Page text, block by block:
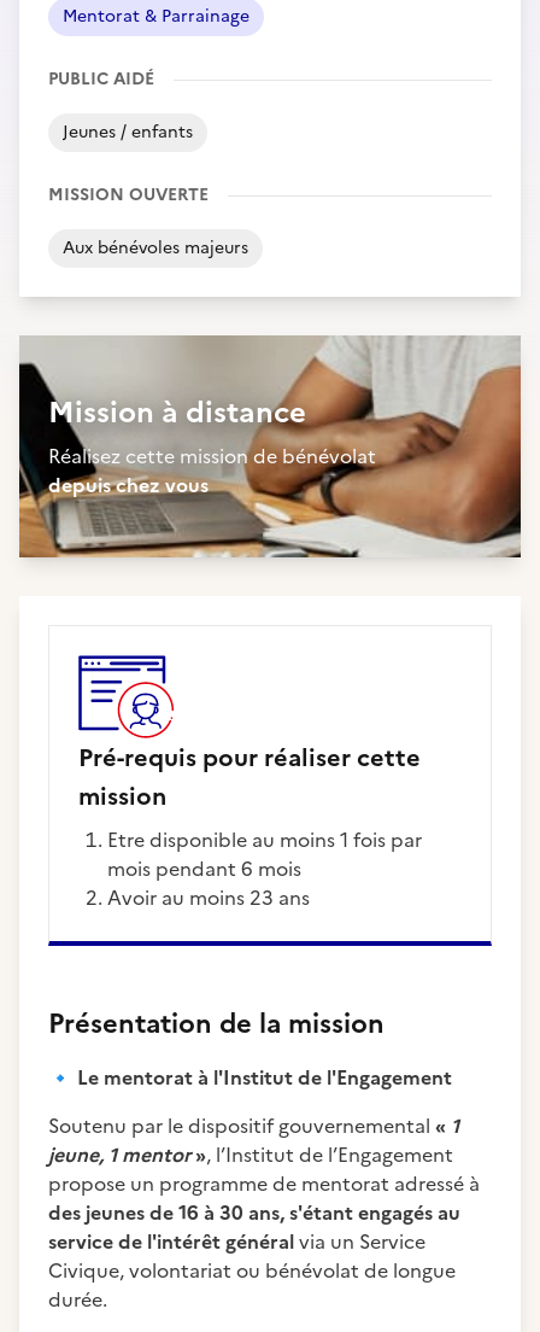
Mentorat & Parrainage
PUBLIC AIDÉ
Jeunes / enfants
MISSION OUVERTE
Aux bénévoles majeurs
Mission à distance
Réalisez cette mission de bénévolat
depuis chez vous
Pré-requis pour réaliser cette
mission
Etre disponible au moins 1 fois par
mois pendant 6 mois
Avoir au moins 23 ans
Présentation de la mission
🔹 Le mentorat à l'Institut de l'Engagement
Soutenu par le dispositif gouvernemental « 1
jeune, 1 mentor», l’Institut de l’Engagement
propose un programme de mentorat adressé à
des jeunes de 16 à 30 ans, s'étant engagés au
service de l'intérêt généralvia un Service
Civique, volontariat ou bénévolat de longue
durée.